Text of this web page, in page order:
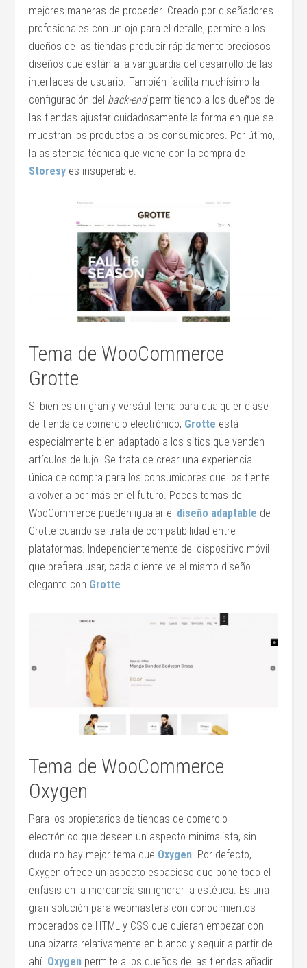
mejores maneras de proceder. Creado por diseñadores
profesionales con un ojo para el detalle, permite a los
dueños de las tiendas producir rápidamente preciosos
diseños que están a la vanguardia del desarrollo de las
interfaces de usuario. También facilita muchísimo la
configuración del back-endpermitiendo a los dueños de
las tiendas ajustar cuidadosamente la forma en que se
muestran los productos a los consumidores. Por útimo,
la asistencia técnica que viene con la compra de
Storesy es insuperable.
Tema de WooCommerce
Grotte
Si bien es un gran y versátil tema para cualquier clase
de tienda de comercio electrónico, Grotte está
especialmente bien adaptado a los sitios que venden
artículos de lujo. Se trata de crear una experiencia
única de compra para los consumidores que los tiente
a volver a por más en el futuro. Pocos temas de
WooCommerce pueden igualar el diseño adaptable de
Grotte cuando se trata de compatibilidad entre
plataformas. Independientemente del dispositivo móvil
que prefiera usar, cada cliente ve el mismo diseño
elegante con Grotte
Tema de WooCommerce
Oxygen
Para los propietarios de tiendas de comercio
electrónico que deseen un aspecto minimalista, sin
duda no hay mejor tema que Oxygen. Por defecto,
Oxygen ofrece un aspecto espacioso que pone todo el
énfasis en la mercancía sin ignorar la estética. Es una
gran solución para webmasters con conocimientos
moderados de HTML y CSS que quieran empezar con
una pizarra relativamente en blanco y seguir a partir de
ahí. Oxygen permite a los dueños de las tiendas añadir